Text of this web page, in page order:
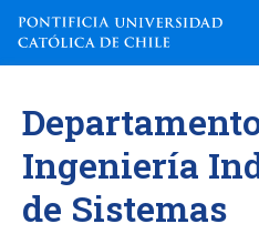
contenido
Ingeniería
de Sistemas